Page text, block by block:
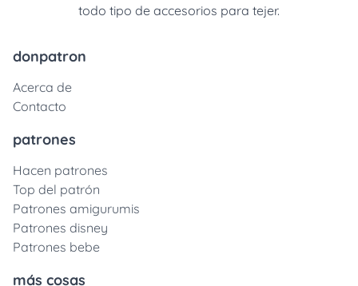
todo tipo de accesorios para tejer.
donpatron
Acerca de
Contacto
patrones
Hacen patrones
Top del patrón
Patrones amigurumis
Patrones disney
Patrones bebe
más cosas